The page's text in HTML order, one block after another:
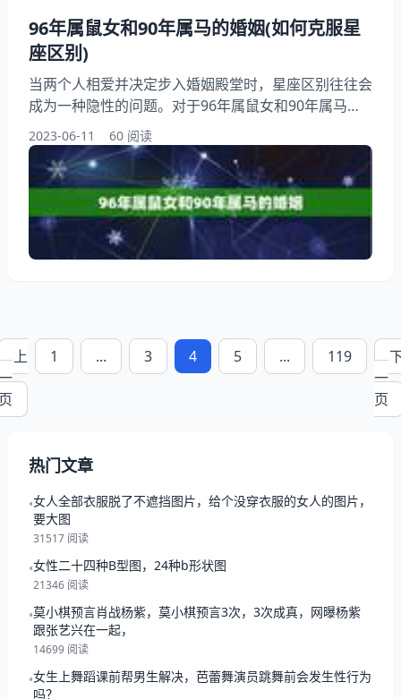
96年属鼠女和90年属马的婚姻(如何克服星
座区别)
当两个人相爱并决定步入婚姻殿堂时，星座区别往往会
成为一种隐性的问题。对于96年属鼠女和90年属马男
这样的组合，他们的性格、兴趣和生活方式都有着明显
的区别。但是，这并不意味着他们的婚姻注定会失败。
本文将讨论如何克服星座区别，让这对夫妻的婚姻更加
美满幸福。 一、星座区别的影响 星座是人们生命中的
一部分，它们代表了人们的性格、兴趣和行为方式。在
婚姻中，星座区别往往会对夫妻关系产生影响
2023-06-11 60 阅读
上
1 ... 3 4 5 ... 119
一
页
热门文章
•女人全部衣服脱了不遮挡图片，给个没穿衣服的女人的图片，
要大图
31517 阅读
•女性二十四种B型图，24种b形状图
21346 阅读
•莫小棋预言肖战杨紫，莫小棋预言3次，3次成真，网曝杨紫
跟张艺兴在一起，
14699 阅读
•女生上舞蹈课前帮男生解决，芭蕾舞演员跳舞前会发生性行为
吗？